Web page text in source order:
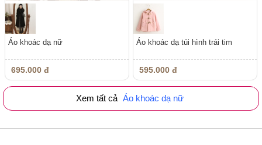
Áo khoác dạ nữ
695.000 đ
Áo khoác dạ túi hình trái tim
595.000 đ
Xem tất cả Áo khoác dạ nữ